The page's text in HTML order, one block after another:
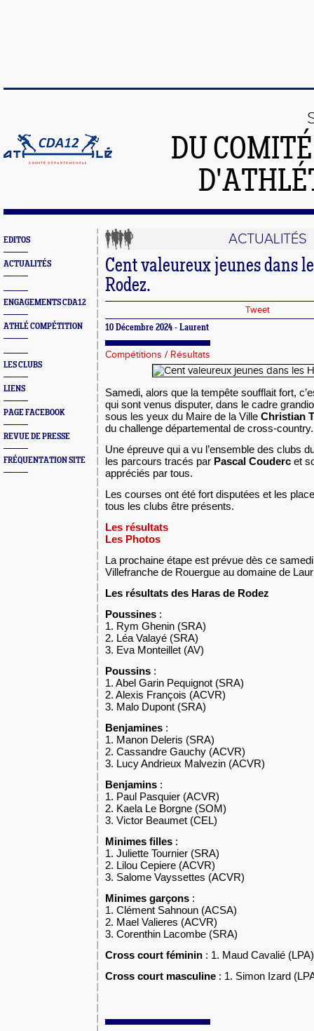
DU
EDITOS
ACTUALITÉS
ENGAGEMENTS CDA12
ATHLÉ COMPÉTITION
LES CLUBS
LIENS
PAGE FACEBOOK
REVUE DE PRESSE
FRÉQUENTATION SITE
ACTUALITÉS
Cent valeureux jeunes dans
Rodez.
Tweet
10 Décembre 2024 - Laurent
Compétitions / Résultats
Samedi, alors que la tempête soufflait fort,
qui sont venus disputer, dans le cadre
sous les yeux du Maire de la Ville Christian
du challenge départemental de cross-country.
Une épreuve qui a vu l’ensemble des clubs
les parcours tracés par Pascal Couderc et
appréciés par tous.
Les courses ont été fort disputées et les
tous les clubs être présents.
Les résultats
Les Photos
La prochaine étape est prévue dès ce
Villefranche de Rouergue au domaine de
Les résultats des Haras de Rodez
Poussines :
1. Rym Ghenin (SRA)
2. Léa Valayé (SRA)
3. Eva Monteillet (AV)
Poussins :
1. Abel Garin Pequignot (SRA)
2. Alexis François (ACVR)
3. Malo Dupont (SRA)
Benjamines :
1. Manon Deleris (SRA)
2. Cassandre Gauchy (ACVR)
3. Lucy Andrieux Malvezin (ACVR)
Benjamins :
1. Paul Pasquier (ACVR)
2. Kaela Le Borgne (SOM)
3. Victor Beaumet (CEL)
Minimes filles :
1. Juliette Tournier (SRA)
2. Lilou Cepiere (ACVR)
3. Salome Vayssettes (ACVR)
Minimes garçons :
1. Clément Sahnoun (ACSA)
2. Mael Valieres (ACVR)
3. Corenthin Lacombe (SRA)
Cross court féminin : 1. Maud Cavalié (LPA)
Cross court masculine : 1. Simon Izard